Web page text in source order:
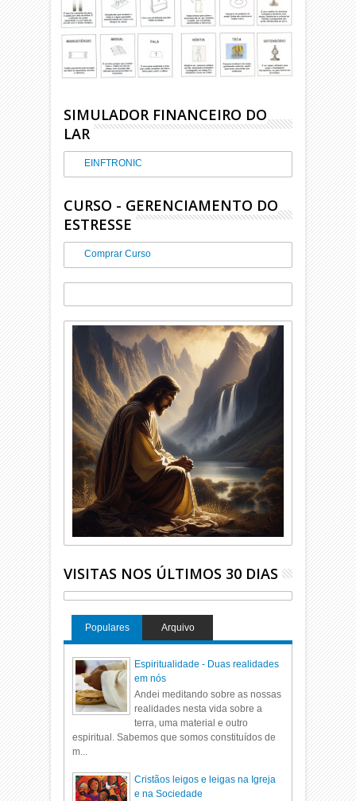
SIMULADOR FINANCEIRO DO
LAR
EINFTRONIC
CURSO - GERENCIAMENTO DO
ESTRESSE
Comprar Curso
VISITAS NOS ÚLTIMOS 30 DIAS
Populares Arquivo
Espiritualidade - Duas realidades
em nós
Andei meditando sobre as nossas
realidades nesta vida sobre a
terra, uma material e outro
espiritual. Sabemos que somos constituídos de
m...
Cristãos leigos e leigas na Igreja
e na Sociedade